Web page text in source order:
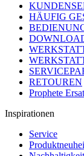
HÄUFIG
RETOUREN
Prophete
Inspirationen
Service